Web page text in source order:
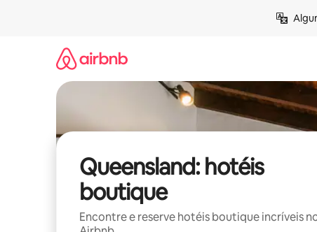
Queensland: hotéis
boutique
Encontre e reserve hotéis boutique incríveis